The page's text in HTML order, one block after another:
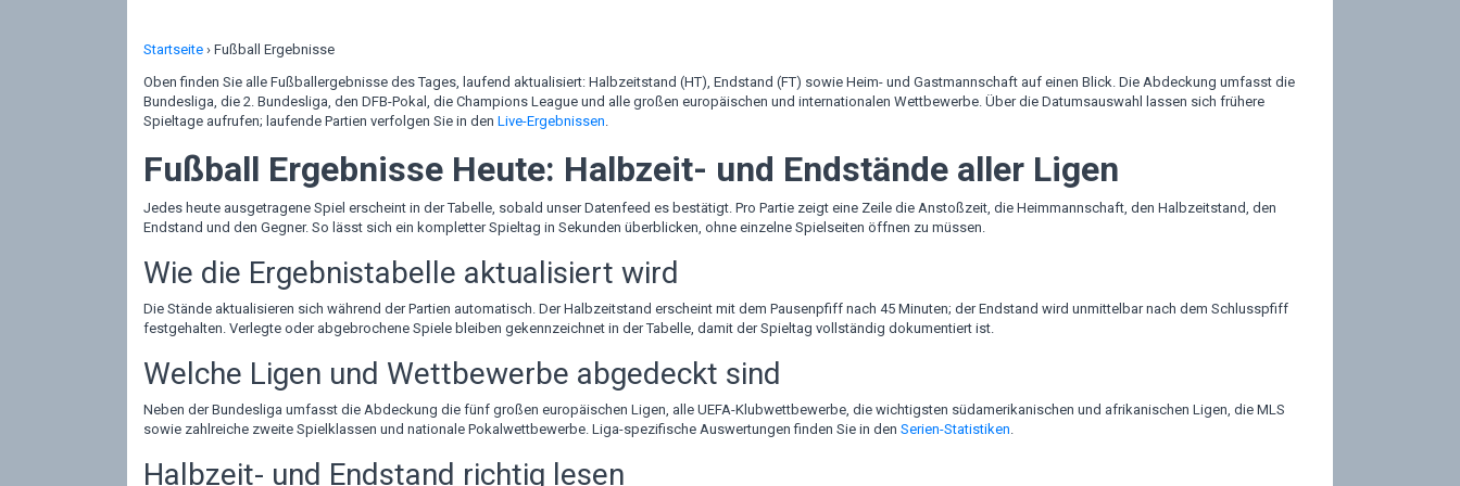
Startseite › Fußball Ergebnisse
Oben finden Sie alle Fußballergebnisse des Tages, laufend aktualisiert: Halbzeitstand (HT), Endstand (FT) sowie Heim- und Gastmannschaft auf einen Blick. Die Abdeckung umfasst die
Bundesliga, die 2. Bundesliga, den DFB-Pokal, die Champions League und alle großen europäischen und internationalen Wettbewerbe. Über die Datumsauswahl lassen sich frühere
Spieltage aufrufen; laufende Partien verfolgen Sie in den Live-Ergebnissen.
Fußball Ergebnisse Heute: Halbzeit- und Endstände aller Ligen
Jedes heute ausgetragene Spiel erscheint in der Tabelle, sobald unser Datenfeed es bestätigt. Pro Partie zeigt eine Zeile die Anstoßzeit, die Heimmannschaft, den Halbzeitstand, den
Endstand und den Gegner. So lässt sich ein kompletter Spieltag in Sekunden überblicken, ohne einzelne Spielseiten öffnen zu müssen.
Wie die Ergebnistabelle aktualisiert wird
Die Stände aktualisieren sich während der Partien automatisch. Der Halbzeitstand erscheint mit dem Pausenpfiff nach 45 Minuten; der Endstand wird unmittelbar nach dem Schlusspfiff
festgehalten. Verlegte oder abgebrochene Spiele bleiben gekennzeichnet in der Tabelle, damit der Spieltag vollständig dokumentiert ist.
Welche Ligen und Wettbewerbe abgedeckt sind
Neben der Bundesliga umfasst die Abdeckung die fünf großen europäischen Ligen, alle UEFA-Klubwettbewerbe, die wichtigsten südamerikanischen und afrikanischen Ligen, die MLS
sowie zahlreiche zweite Spielklassen und nationale Pokalwettbewerbe. Liga-spezifische Auswertungen finden Sie in den Serien-Statistiken.
Halbzeit- und Endstand richtig lesen